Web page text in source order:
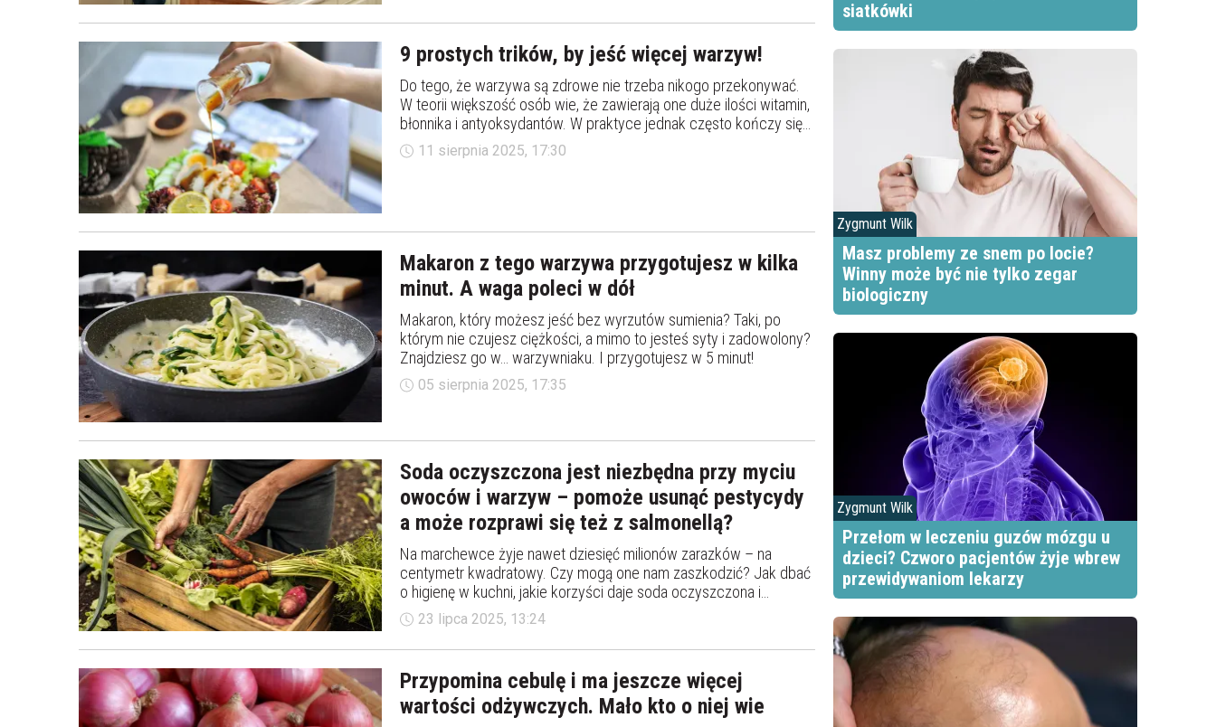
9 prostych trików, by jeść więcej warzyw!
Do tego, że warzywa są zdrowe nie trzeba nikogo przekonywać.
W teorii większość osób wie, że zawierają one duże ilości witamin,
błonnika i antyoksydantów. W praktyce jednak często kończy się
na plasterku pomidora do kanapki albo liściu sałaty w burgerze.
Jak jeść dużo warzyw? W jakiej postaci najlepiej jeść warzywa?
11 sierpnia 2025, 17:30
Makaron z tego warzywa przygotujesz w kilka
minut. A waga poleci w dół
Makaron, który możesz jeść bez wyrzutów sumienia? Taki, po
którym nie czujesz ciężkości, a mimo to jesteś syty i zadowolony?
Znajdziesz go w… warzywniaku. I przygotujesz w 5 minut!
05 sierpnia 2025, 17:35
Soda oczyszczona jest niezbędna przy myciu
owoców i warzyw – pomoże usunąć pestycydy
a może rozprawi się też z salmonellą?
Na marchewce żyje nawet dziesięć milionów zarazków – na
centymetr kwadratowy. Czy mogą one nam zaszkodzić? Jak dbać
o higienę w kuchni, jakie korzyści daje soda oczyszczona i
dlaczego warto myć awokado?
23 lipca 2025, 13:24
Przypomina cebulę i ma jeszcze więcej
wartości odżywczych. Mało kto o niej wie
siatkówki
Zygmunt Wilk
Masz problemy ze snem po locie?
Winny może być nie tylko zegar
biologiczny
Zygmunt Wilk
Przełom w leczeniu guzów mózgu u
dzieci? Czworo pacjentów żyje wbrew
przewidywaniom lekarzy